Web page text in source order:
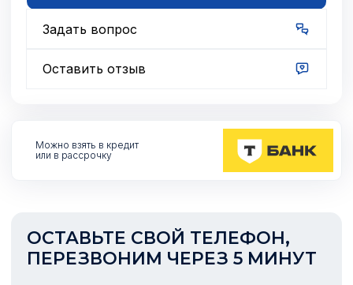
Задать вопрос
Оставить отзыв
Можно взять в кредит
или в рассрочку
ОСТАВЬТЕ СВОЙ ТЕЛЕФОН,
ПЕРЕЗВОНИМ ЧЕРЕЗ 5 МИНУТ